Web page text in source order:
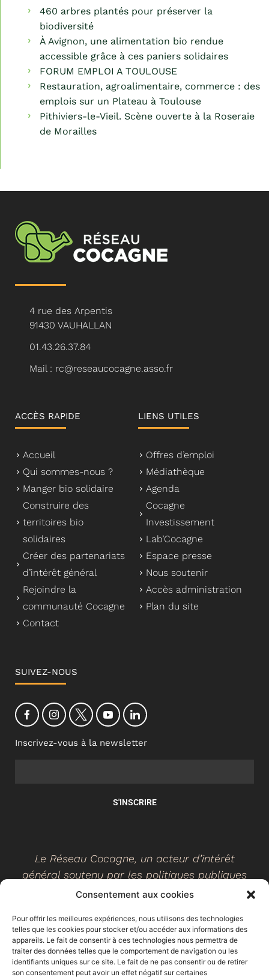
Consentement aux cookies
Pour offrir les meilleures expériences, nous utilisons des technologies
telles que les cookies pour stocker et/ou accéder aux informations des
appareils. Le fait de consentir à ces technologies nous permettra de
traiter des données telles que le comportement de navigation ou les
identifiants uniques sur ce site. Le fait de ne pas consentir ou de retirer
son consentement peut avoir un effet négatif sur certaines
460 arbres plantés pour préserver la
biodiversité
À Avignon, une alimentation bio rendue
accessible grâce à ces paniers solidaires
FORUM EMPLOI A TOULOUSE
Restauration, agroalimentaire, commerce : des
emplois sur un Plateau à Toulouse
Pithiviers-le-Vieil. Scène ouverte à la Roseraie
de Morailles
4 rue des Arpentis
91430 VAUHALLAN
01.43.26.37.84
Mail : rc@reseaucocagne.asso.fr
ACCÈS RAPIDE
Accueil
Qui sommes-nous ?
Manger bio solidaire
Construire des
territoires bio
solidaires
Créer des partenariats
d’intérêt général
Rejoindre la
communauté Cocagne
Contact
LIENS UTILES
Offres d’emploi
Médiathèque
Agenda
Cocagne
Investissement
Lab’Cocagne
Espace presse
Nous soutenir
Accès administration
Plan du site
SUIVEZ-NOUS
Inscrivez-vous à la newsletter
S'INSCRIRE
Le Réseau Cocagne, un acteur d’intérêt
général soutenu par les politiques publiques
©2026- Réseau Cocagne -Site web réalisé par Ethicweb
Mentions légales